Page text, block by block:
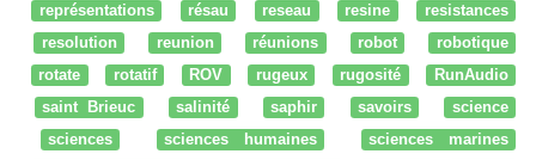
représentations
résau reseau resine
resistances
resolution
reunion réunions robot
robotique
rotate
rotatif ROV rugeux rugosité
RunAudio
saint Brieuc
salinité saphir savoirs
science
sciences
sciences humaines
sciences marines